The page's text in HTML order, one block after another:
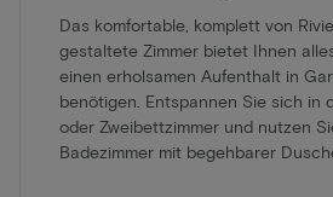
Das komfortable, komplett von
gestaltete Zimmer bietet Ihnen
einen erholsamen Aufenthalt in
benötigen. Entspannen Sie sich in
oder Zweibettzimmer und nutzen
Badezimmer mit begehbarer